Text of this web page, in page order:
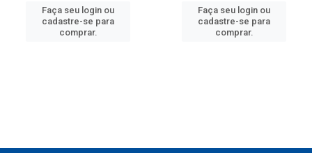
Faça seu login ou
cadastre-se para
comprar.
Faça seu login ou
cadastre-se para
comprar.